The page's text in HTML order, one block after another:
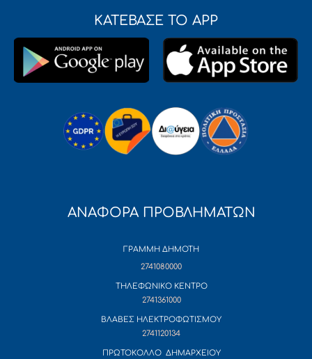
ΚΑΤΕΒΑΣΕ ΤΟ APP
ΑΝΑΦΟΡΑ ΠΡΟΒΛΗΜΑΤΩΝ
ΓΡΑΜΜΗ ΔΗΜΟΤΗ
2741080000
ΤΗΛΕΦΩΝΙΚΟ ΚΕΝΤΡΟ
2741361000
ΒΛΑΒΕΣ ΗΛΕΚΤΡΟΦΩΤΙΣΜΟΥ
2741120134
ΠΡΩΤΟΚΟΛΛΟ ΔΗΜΑΡΧΕΙΟΥ